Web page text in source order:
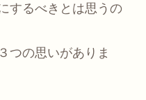
するべきとは思うの
つの思いがありま